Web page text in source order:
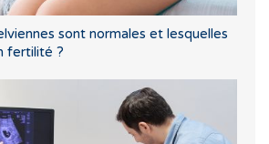
sont normales et lesquelles
fertilité ?